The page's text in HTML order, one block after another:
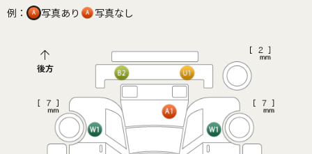
例：
写真あり 写真なし
後方